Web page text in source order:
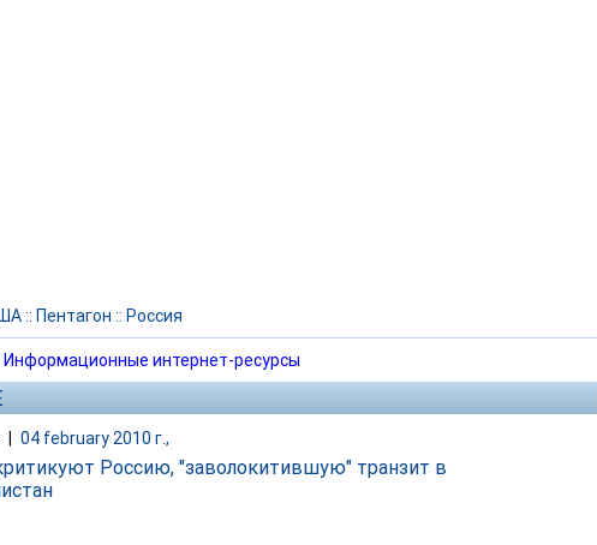
:: Пентагон :: Россия
Информационные интернет-ресурсы
04 february 2010 г.,
Россию, "заволокитившую" транзит в